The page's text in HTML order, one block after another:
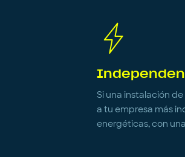
Si una instalación
a tu empresa más
energéticas, con